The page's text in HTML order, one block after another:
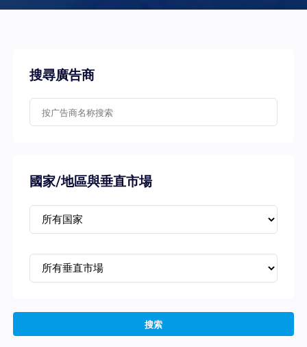
搜尋廣告商
國家/地區與垂直市場
搜索